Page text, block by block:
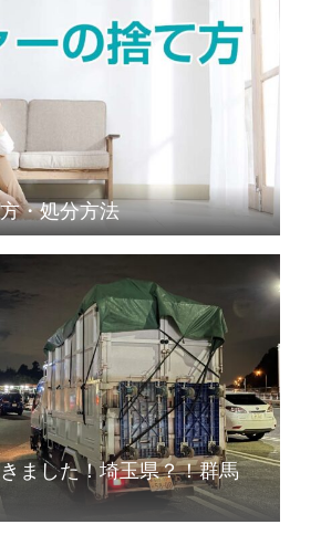
・処分方法
ました！埼玉県？！群馬